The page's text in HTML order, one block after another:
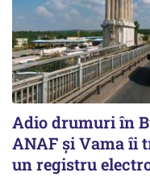
Adio drumuri în
ANAF și Vama îi
un registru